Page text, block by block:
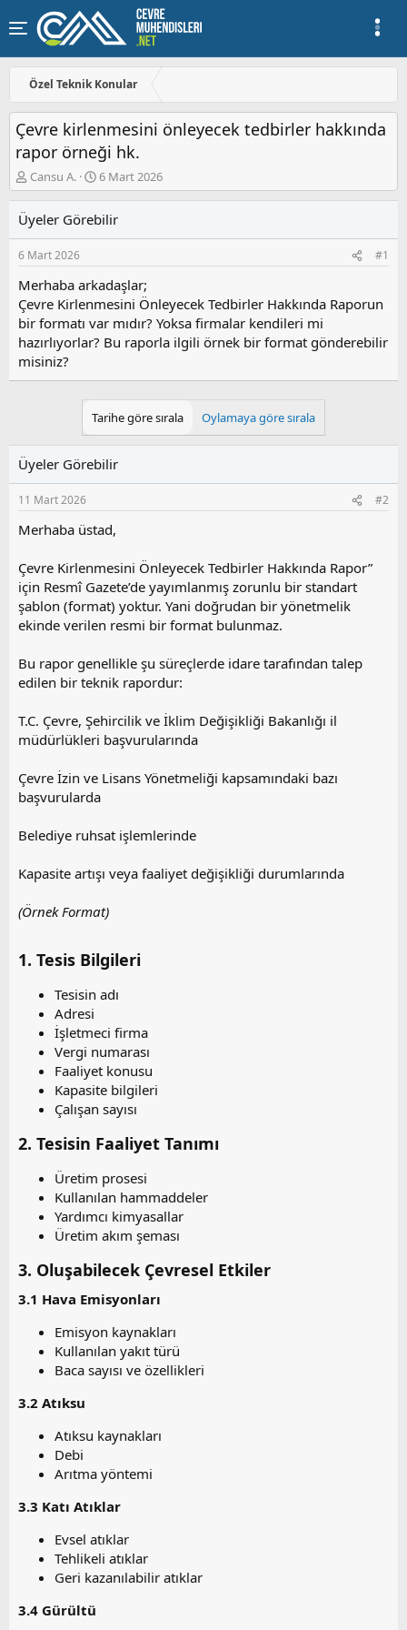
Özel Teknik Konular
Çevre kirlenmesini önleyecek tedbirler hakkında
rapor örneği hk.
K
o
u
y
u
a
ş
l
a
t
a
Cansu A.
B
a
l
a
ı
ç
t
a
i
6 Mart 2026
Üyeler Görebilir
6 Mart 2026 #1
Merhaba arkadaşlar;
Çevre Kirlenmesini Önleyecek Tedbirler Hakkında Raporun
bir formatı var mıdır? Yoksa firmalar kendileri mi
hazırlıyorlar? Bu raporla ilgili örnek bir format gönderebilir
misiniz?
Tarihe göre sırala Oylamaya göre sırala
Üyeler Görebilir
11 Mart 2026 #2
Merhaba üstad,
Çevre Kirlenmesini Önleyecek Tedbirler Hakkında Rapor”
için Resmî Gazete’de yayımlanmış zorunlu bir standart
şablon (format) yoktur. Yani doğrudan bir yönetmelik
ekinde verilen resmi bir format bulunmaz.
Bu rapor genellikle şu süreçlerde idare tarafından talep
edilen bir teknik rapordur:
T.C. Çevre, Şehircilik ve İklim Değişikliği Bakanlığı il
müdürlükleri başvurularında
Çevre İzin ve Lisans Yönetmeliği kapsamındaki bazı
başvurularda
Belediye ruhsat işlemlerinde
Kapasite artışı veya faaliyet değişikliği durumlarında
(Örnek Format)
1. Tesis Bilgileri​
Tesisin adı
Adresi
İşletmeci firma
Vergi numarası
Faaliyet konusu
Kapasite bilgileri
Çalışan sayısı
2. Tesisin Faaliyet Tanımı​
Üretim prosesi
Kullanılan hammaddeler
Yardımcı kimyasallar
Üretim akım şeması
3. Oluşabilecek Çevresel Etkiler​
3.1 Hava Emisyonları​
Emisyon kaynakları
Kullanılan yakıt türü
Baca sayısı ve özellikleri
3.2 Atıksu​
Atıksu kaynakları
Debi
Arıtma yöntemi
3.3 Katı Atıklar​
Evsel atıklar
Tehlikeli atıklar
Geri kazanılabilir atıklar
3.4 Gürültü​